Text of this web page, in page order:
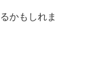
かもしれま